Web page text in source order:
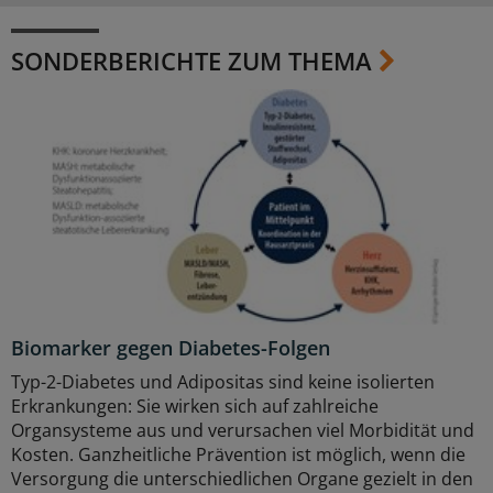
SONDERBERICHTE ZUM THEMA
Biomarker gegen Diabetes-Folgen
Typ-2-Diabetes und Adipositas sind keine isolierten
Erkrankungen: Sie wirken sich auf zahlreiche
Organsysteme aus und verursachen viel Morbidität und
Kosten. Ganzheitliche Prävention ist möglich, wenn die
Versorgung die unterschiedlichen Organe gezielt in den